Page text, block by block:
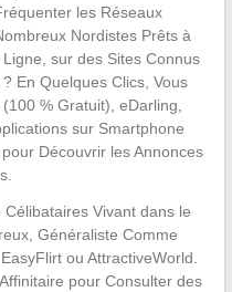
les Réseaux
Nordistes Prêts à
sur des Sites Connus
En Quelques Clics, Vous
% Gratuit), eDarling,
sur Smartphone
Découvrir les Annonces
Vivant dans le
Généraliste Comme
EasyFlirt ou AttractiveWorld.
pour Consulter des